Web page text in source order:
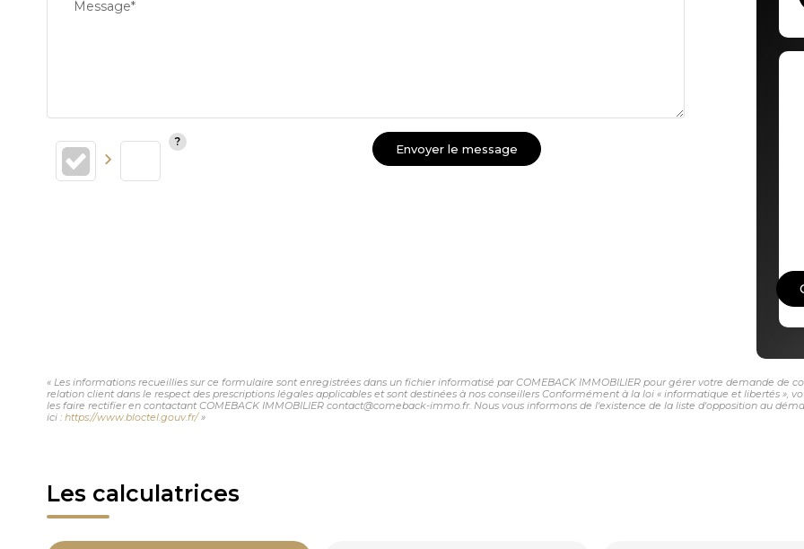
Message*
Envoyer le message
« Les informations recueillies sur ce formulaire sont enregistrées dans un fichier informatisé par COMEBACK IMMOBILIER pour gérer votre demande de
relation client dans le respect des prescriptions légales applicables et sont destinées à nos conseillers Conformément à la loi « informatique et libertés »,
les faire rectifier en contactant COMEBACK IMMOBILIER contact@comeback-immo.fr. Nous vous informons de l'existence de la liste d'opposition au
ici : https://www.bloctel.gouv.fr/»
Les calculatrices